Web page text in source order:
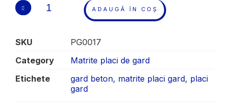
ADAUGĂ ÎN COȘ
SKU
PG0017
Category
Matrite placi de gard
Etichete
gard beton, matrite placi gard, placi
gard